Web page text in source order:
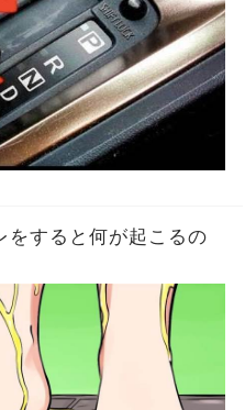
をすると何が起こるの